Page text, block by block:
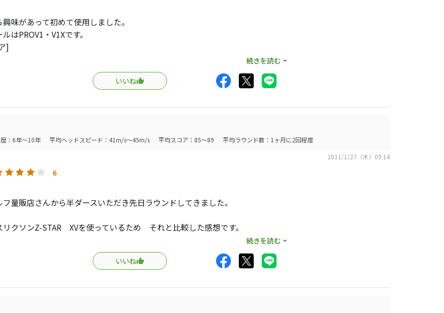
味があって初めて使用しました。
はPROV1・V1Xです。
]
ールを比較して
と比べると多少硬くフェース離れが早い感じがしましたがV1X
+5ヤードくらい飛んでいたかな？？
、いやいや落ちた所にピタっって感じで止まりました。逆にV1・V1Xではバッ
で戻ってしまう所ですがVG3ならピンをデットに狙っていけますよヽ(^o^)丿
ードショット：余計なバックスピンがかからず落ちた所にピタッか20センチく
続きを読む
いいね
：6年～10年 平均ヘッドスピード：41m/s～45m/s 平均スコア：85～89
平均ラウンド数：1ヶ月に2回程度
2011/1/27（木）09:14
6
量販店さんから半ダースいただき先日ラウンドしてきました。
リクソンZ-STAR XVを使っているため それと比較した感想です。
イバーでの感想ですが たしかに飛ぶと思います。バックスピンがかかりにくい
も低くRUNがでるためいつもより飛距離は稼げます。しかも真っ直ぐ曲がりにく
続きを読む
いいね